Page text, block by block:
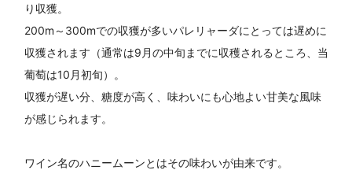
り収獲。
200m～300mでの収獲が多いパレリャーダにとっては遅めに
収獲されます（通常は9月の中旬までに収穫されるところ、当
葡萄は10月初旬）。
収獲が遅い分、糖度が高く、味わいにも心地よい甘美な風味
が感じられます。
ワイン名のハニームーンとはその味わいが由来です。